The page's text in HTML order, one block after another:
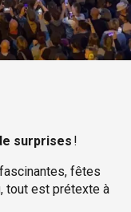
surprises !
fêtes
tout est prétexte à